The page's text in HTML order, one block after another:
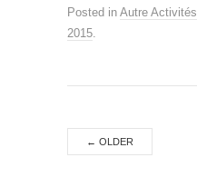
Posted in Autre Activités
2015
← OLDER